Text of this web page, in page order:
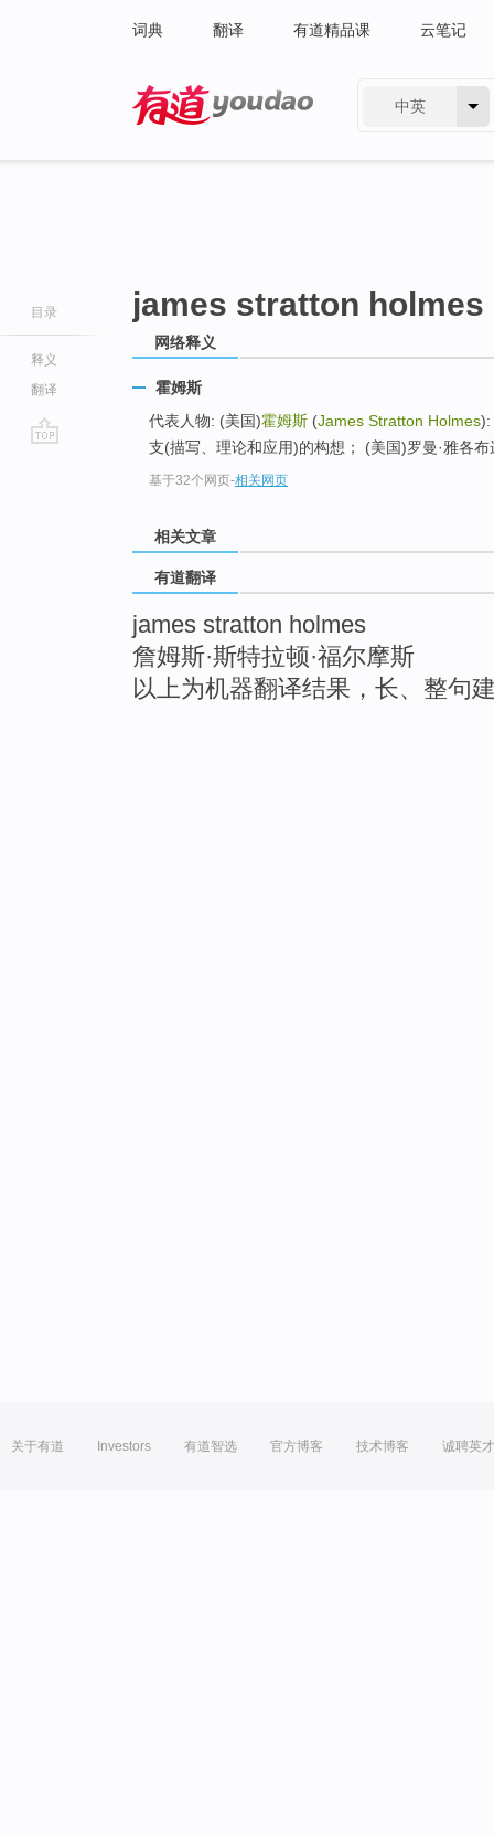
词典 翻译 有道精品课 云笔记
中英
目录
释义
翻译
james stratton holmes
网络释义
霍姆斯
代表人物: (美国)霍姆斯 (James Stratton Holmes):
支(描写、理论和应用)的构想； (美国)罗曼·雅各
基于32个网页-相关网页
相关文章
有道翻译
james stratton holmes
詹姆斯·斯特拉顿·福尔摩斯
以上为机器翻译结果，长、整句
关于有道 Investors 有道智选 官方博客 技术博客 诚聘英才